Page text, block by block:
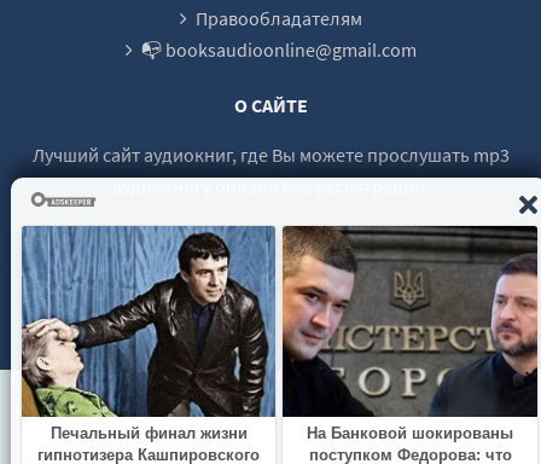
130_Nochnye-mysli
133_Postsovetizm
134_Postsovetskaya-vlast
135_Zrimye-cherty-zapadnizma
136_Kuda-my-idem
137_Postdemokraticheskaya-epoha
138_Vertikal-vlasti
139_Istoricheskoe-otstuplenie
140_Kommunyaki
Правообладателям
📭 booksaudioonline@gmail.com
О САЙТЕ
Лучший сайт аудиокниг, где Вы можете прослушать mp3
аудиокнигу онлайн без регистрации.
© 2021 - 2026 booksaudio-online.com Все права защищены.